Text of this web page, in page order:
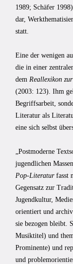
1989; Schäfer
dar,
statt.
Eine der wenigen
die in einer
dem Reallexikon
(2003: 123). Ihm
Begriffsarbeit,
Literatur als
eine sich selbst
„Postmoderne
jugendlichen
Pop-Literaturfasst
Gegensatz zur
Jugendkultur,
orientiert und
sie bezogen bleibt.
Musiktitel) und
Prominente) und
und